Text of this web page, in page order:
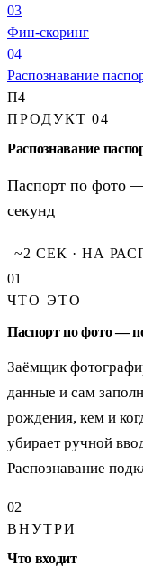
03
Фин-скоринг
04
Распознавание
П4
ПРОДУКТ 04
Распознавание
Паспорт по фото
секунд
~2 СЕК · НА
01
ЧТО ЭТО
Паспорт по фото —
Заёмщик
данные и сам
рождения, кем и
убирает ручной
Распознавание
02
ВНУТРИ
Что входит